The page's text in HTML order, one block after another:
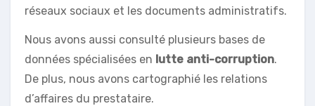
réseaux sociaux et les documents administratifs.
Nous avons aussi consulté plusieurs bases de
données spécialisées en lutte anti-corruption.
De plus, nous avons cartographié les relations
d’affaires du prestataire.